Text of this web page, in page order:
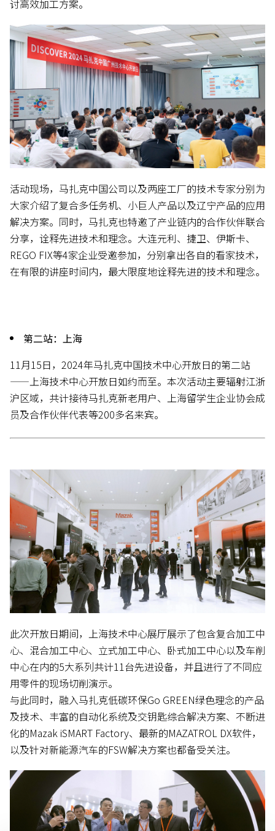
讨高效加工方案。
活动现场，马扎克中国公司以及两座工厂的技术专家分别为
大家介绍了复合多任务机、小巨人产品以及辽宁产品的应用
解决方案。同时，马扎克也特邀了产业链内的合作伙伴联合
分享，诠释先进技术和理念。大连元利、捷卫、伊斯卡、
REGO FIX等4家企业受邀参加，分别拿出各自的看家技术，
在有限的讲座时间内，最大限度地诠释先进的技术和理念。
第二站：上海
11月15日，2024年马扎克中国技术中心开放日的第二站
——上海技术中心开放日如约而至。本次活动主要辐射江浙
沪区域，共计接待马扎克新老用户、上海留学生企业协会成
员及合作伙伴代表等200多名来宾。
此次开放日期间，上海技术中心展厅展示了包含复合加工中
心、混合加工中心、立式加工中心、卧式加工中心以及车削
中心在内的5大系列共计11台先进设备，并且进行了不同应
用零件的现场切削演示。
与此同时，融入马扎克低碳环保Go GREEN绿色理念的产品
及技术、丰富的自动化系统及交钥匙综合解决方案、不断进
化的Mazak iSMART Factory、最新的MAZATROL DX软件，
以及针对新能源汽车的FSW解决方案也都备受关注。